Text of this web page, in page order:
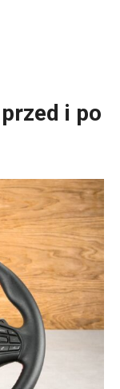
przed i po